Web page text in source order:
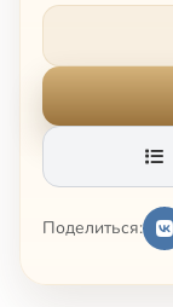
Поделиться: